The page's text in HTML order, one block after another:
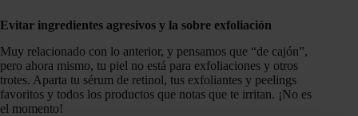
Evitar ingredientes agresivos y la sobre exfoliación
Muy relacionado con lo anterior, y pensamos que “de cajón”,
pero ahora mismo, tu piel no está para exfoliaciones y otros
trotes. Aparta tu sérum de retinol, tus exfoliantes y peelings
favoritos y todos los productos que notas que te irritan. ¡No es
el momento!